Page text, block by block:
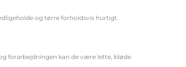
og tørre forholdsvis hurtigt.
forarbejdningen kan de være lette, bløde